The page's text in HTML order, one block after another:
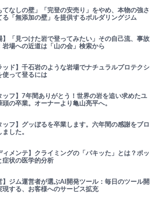
てなしの壁」「完登の安売り」をやめ、本物の強さ
る「無添加の壁」を提供するボルダリングジム
】「見つけた岩で登ってみたい」その自己流、事故
岩場への近道は「山の会」検索から
ッド】千石岩のような岩場でナチュラルプロテクシ
使って登るには
ッフ】7年間ありがとう！世界の岩を追い求めたユ
頭の卒業。オーナーより亀山亮平へ。
ッフ】グッぼるを卒業します。六年間の感謝をブロ
ました。
ィメンテ】クライミングの「パキッた」とは？ポッ
症状の医学的分析
】ジム運営者が選ぶAI開発ツール：毎日のツール開
現する、お客様へのサービス拡充